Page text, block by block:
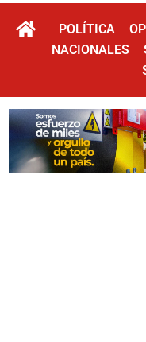
POLÍTICA
NACIONALES